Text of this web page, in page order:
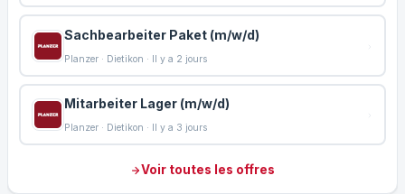
Sachbearbeiter Paket (m/w/d)
Planzer · Dietikon · Il y a 2 jours
Mitarbeiter Lager (m/w/d)
Planzer · Dietikon · Il y a 3 jours
Voir toutes les offres